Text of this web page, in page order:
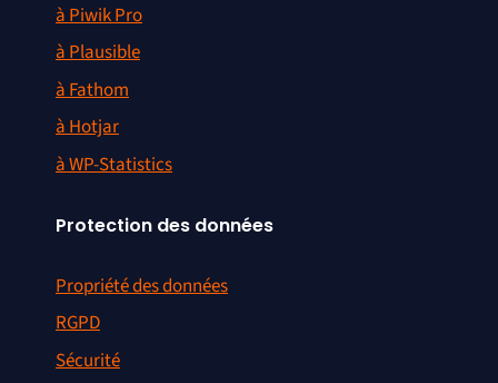
à Piwik Pro
à Plausible
à Fathom
à Hotjar
à WP-Statistics
Protection des données
Propriété des données
RGPD
Sécurité